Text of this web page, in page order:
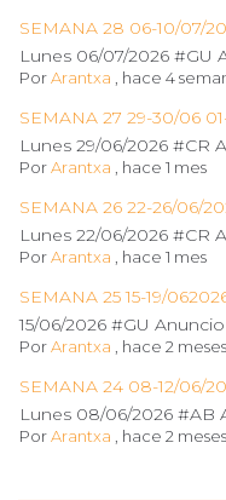
SEMANA 28 06-10/07/
Lunes 06/07/2026 #GU
PorArantxa , hace 4
SEMANA 27 29-30/06
Lunes 29/06/2026 #CR
PorArantxa , hace 1 mes
SEMANA 26 22-26/06/
Lunes 22/06/2026 #CR
PorArantxa , hace 1 mes
SEMANA 25 15-19/
15/06/2026 #GU
PorArantxa , hace 2 meses
SEMANA 24 08-12/06/
Lunes 08/06/2026 #AB
PorArantxa , hace 2 meses